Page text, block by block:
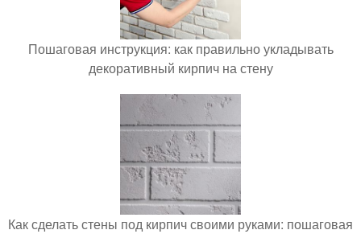
Пошаговая инструкция: как правильно укладывать
декоративный кирпич на стену
Как сделать стены под кирпич своими руками: пошаговая